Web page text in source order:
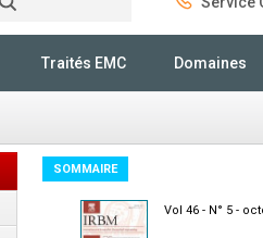
Traités EMC Domaines
SOMMAIRE
Vol 46 - N° 5 -